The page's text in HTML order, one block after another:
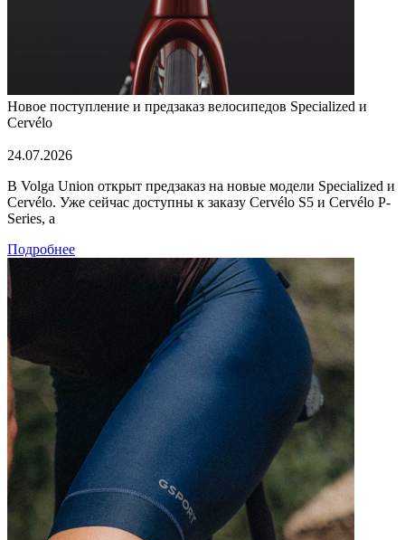
Новое поступление и предзаказ велосипедов Specialized и
Cervélo
24.07.2026
В Volga Union открыт предзаказ на новые модели Specialized и
Cervélo. Уже сейчас доступны к заказу Cervélo S5 и Cervélo P-
Series, а
Подробнее